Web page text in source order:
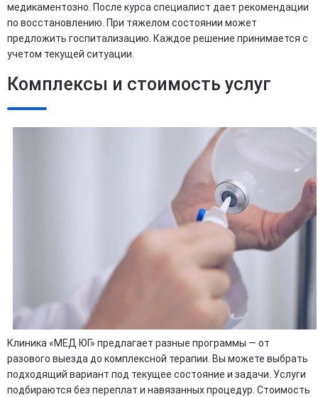
медикаментозно. После курса специалист дает рекомендации
по восстановлению. При тяжелом состоянии может
предложить госпитализацию. Каждое решение принимается с
учетом текущей ситуации.
Комплексы и стоимость услуг
Клиника «МЕД ЮГ» предлагает разные программы — от
разового выезда до комплексной терапии. Вы можете выбрать
подходящий вариант под текущее состояние и задачи. Услуги
подбираются без переплат и навязанных процедур. Стоимость